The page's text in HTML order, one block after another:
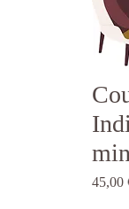
45,00